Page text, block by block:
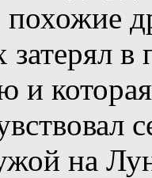
похожие
затерял
и
на